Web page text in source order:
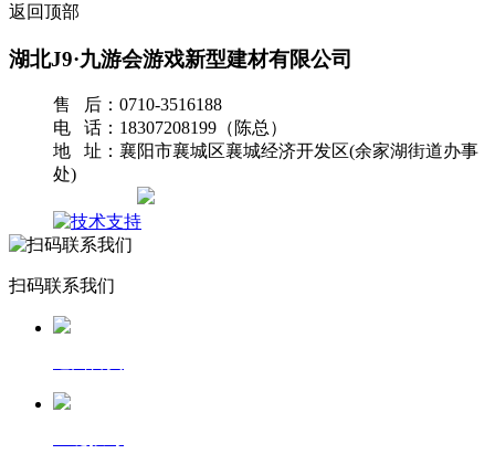
返回顶部
湖北J9·九游会游戏新型建材有限公司
售 后：0710-3516188
电 话：18307208199（陈总）
地 址：襄阳市襄城区襄城经济开发区(余家湖街道办事
处)
扫码联系我们